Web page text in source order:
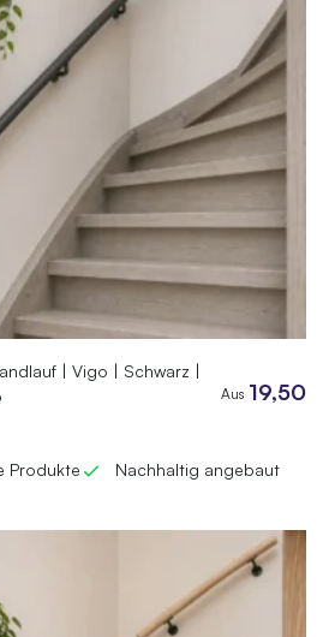
| Vigo | Schwarz |
Aus 19,50
Produkte Nachhaltig angebaut